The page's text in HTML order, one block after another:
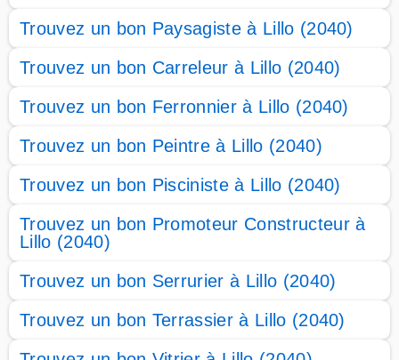
Trouvez un bon Paysagiste à Lillo (2040)
Trouvez un bon Carreleur à Lillo (2040)
Trouvez un bon Ferronnier à Lillo (2040)
Trouvez un bon Peintre à Lillo (2040)
Trouvez un bon Pisciniste à Lillo (2040)
Trouvez un bon Promoteur Constructeur à
Lillo (2040)
Trouvez un bon Serrurier à Lillo (2040)
Trouvez un bon Terrassier à Lillo (2040)